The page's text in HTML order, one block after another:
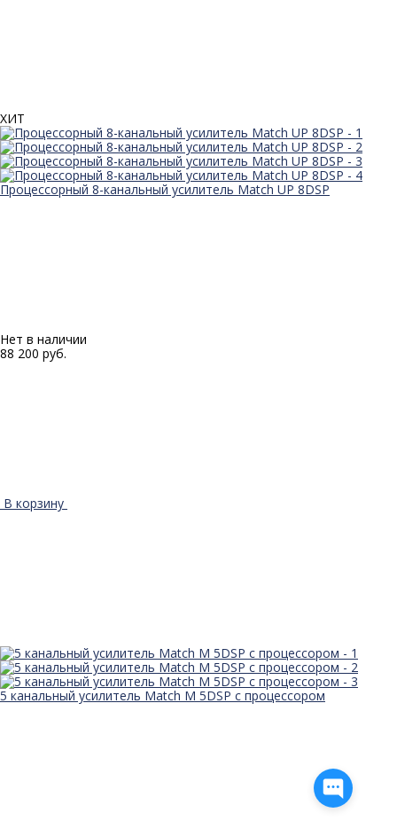
ХИТ
Процессорный 8-канальный усилитель Match UP 8DSP
Нет в наличии
88 200 руб.
В корзину
5 канальный усилитель Match M 5DSP с процессором